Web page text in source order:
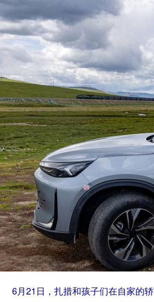
6月21日，扎措和孩子们在自家的轿